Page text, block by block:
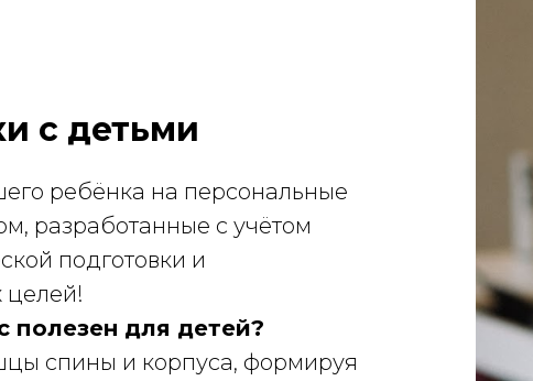
с детьми
ребёнка на персональные
разработанные с учётом
подготовки и
целей!
полезен для детей?
спины и корпуса, формируя